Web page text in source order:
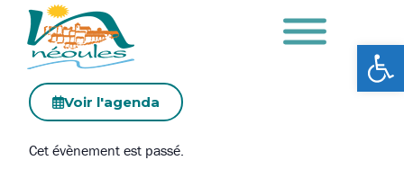
Voir l'agenda
Cet évènement est passé.